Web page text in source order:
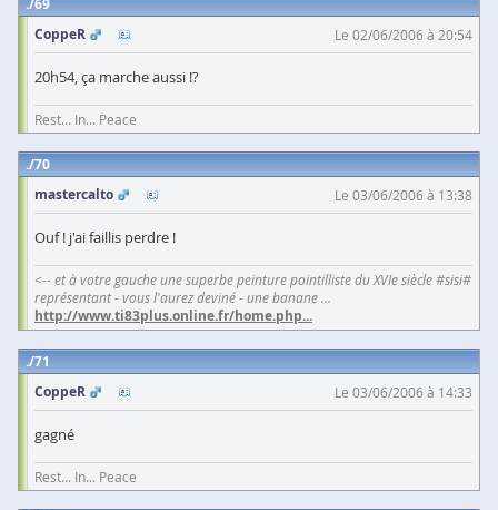
69
CoppeR
Le 02/06/2006 à 20:54
20h54, ça marche aussi !?
Rest... In... Peace
70
mastercalto
Le 03/06/2006 à 13:38
Ouf ! j'ai faillis perdre !
<-- et à votre gauche une superbe peinture pointilliste du XVIe siècle #sisi#
représentant - vous l'aurez deviné - une banane ...
http://www.ti83plus.online.fr/home.php...
71
CoppeR
Le 03/06/2006 à 14:33
gagné
Rest... In... Peace